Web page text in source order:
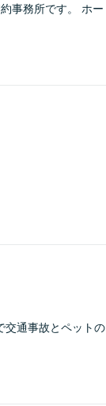
事務所です。 ホー
交通事故とペットの